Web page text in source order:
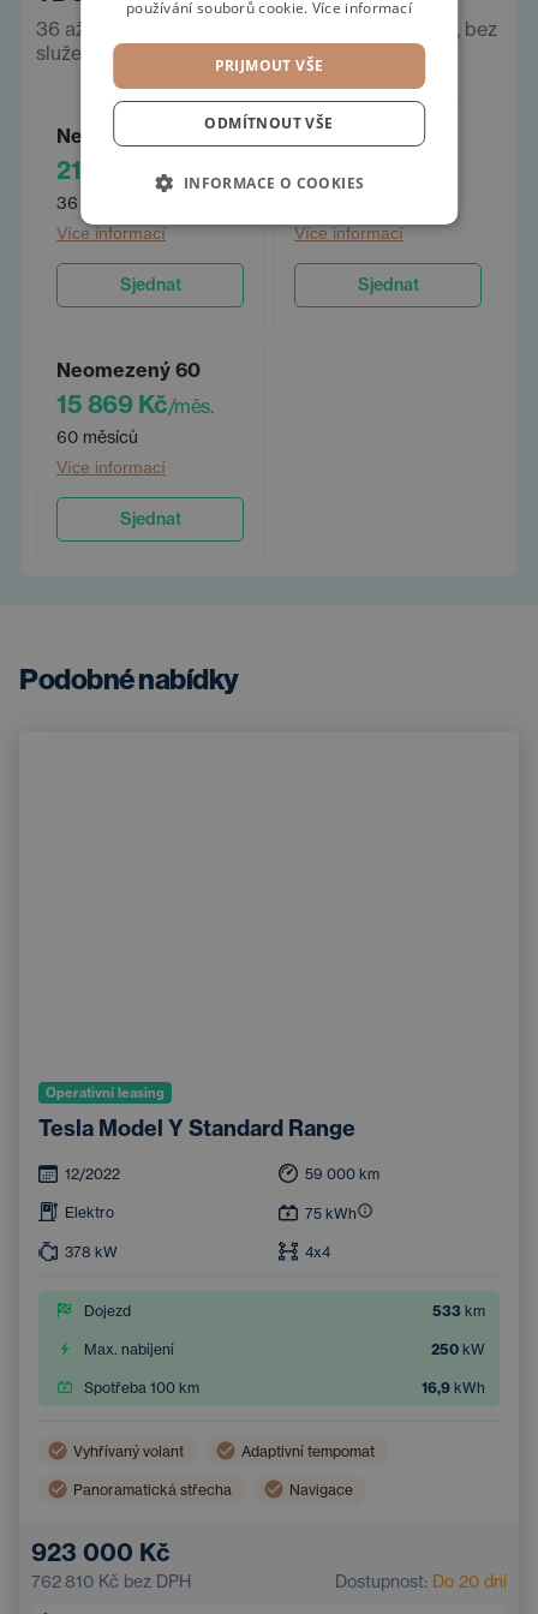
36 až 60 měsíců, neomezeně km. Ceny vč. DPH, bez
služeb a pojištění.
Neomezený 36
21 134 Kč/měs.
36 měsíců
Více informací
Sjednat
Neomezený 48
Více informací
Sjednat
Neomezený 60
15 869 Kč/měs.
60 měsíců
Více informací
Sjednat
Podobné nabídky
Operativní leasing
Tesla Model Y Standard Range
12/2022 59 000 km
Elektro 75 kWh
378 kW 4x4
Dojezd 533 km
Max. nabíjení 250 kW
Spotřeba 100 km 16,9 kWh
Vyhřívaný volant Adaptivní tempomat
Panoramatická střecha Navigace
Bluetooth
923 000 Kč
762 810 Kč bez DPH Dostupnost: Do 20 dní
používání souborů cookie. Více informací
PRIJMOUT VŠE
ODMÍTNOUT VŠE
INFORMACE O COOKIES